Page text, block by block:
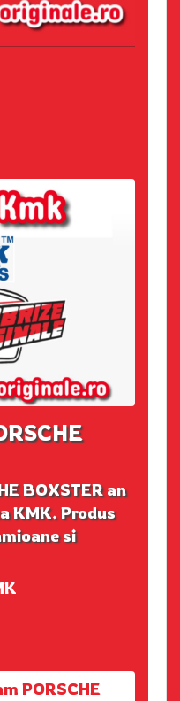
BOXSTER an
KMK. Produs
si
PORSCHE